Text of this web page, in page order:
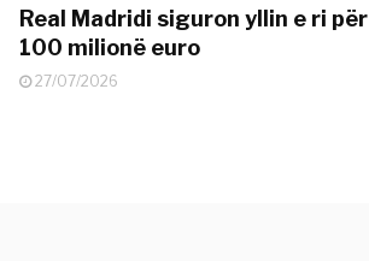
Real Madridi siguron yllin e ri për
100 milionë euro
27/07/2026